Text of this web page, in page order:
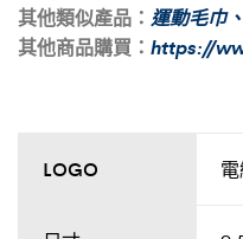
其他類似產品： 運動毛巾、
其他商品購買： https://
LOGO